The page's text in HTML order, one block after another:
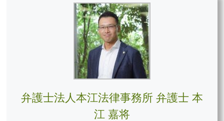
弁護士法人本江法律事務所 弁護士 本
江 嘉将